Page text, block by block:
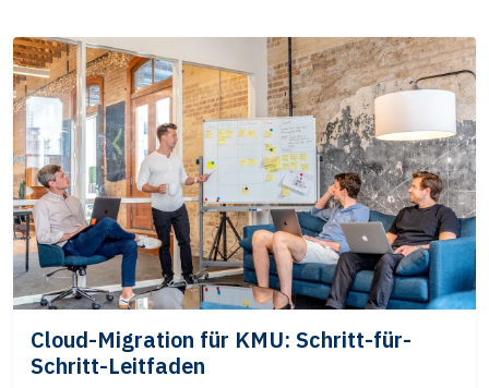
Cloud-Migration für KMU: Schritt-für-
Schritt-Leitfaden